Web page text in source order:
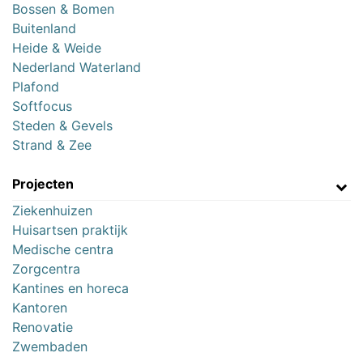
Bossen & Bomen
Buitenland
Heide & Weide
Nederland Waterland
Plafond
Softfocus
Steden & Gevels
Strand & Zee
Projecten
Ziekenhuizen
Huisartsen praktijk
Medische centra
Zorgcentra
Kantines en horeca
Kantoren
Renovatie
Zwembaden